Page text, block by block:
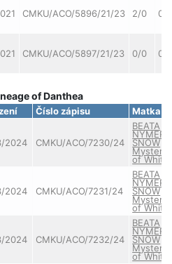
CMKU/ACO/5896/21/23 2/0 0/
CMKU/ACO/5897/21/23 0/0 0/
of Danthea
Číslo zápisu
Matka
2024 CMKU/ACO/7230/24
BEATA
SNOW
Mystery
of White
2024 CMKU/ACO/7231/24
BEATA
SNOW
Mystery
of White
2024 CMKU/ACO/7232/24
BEATA
SNOW
Mystery
of White